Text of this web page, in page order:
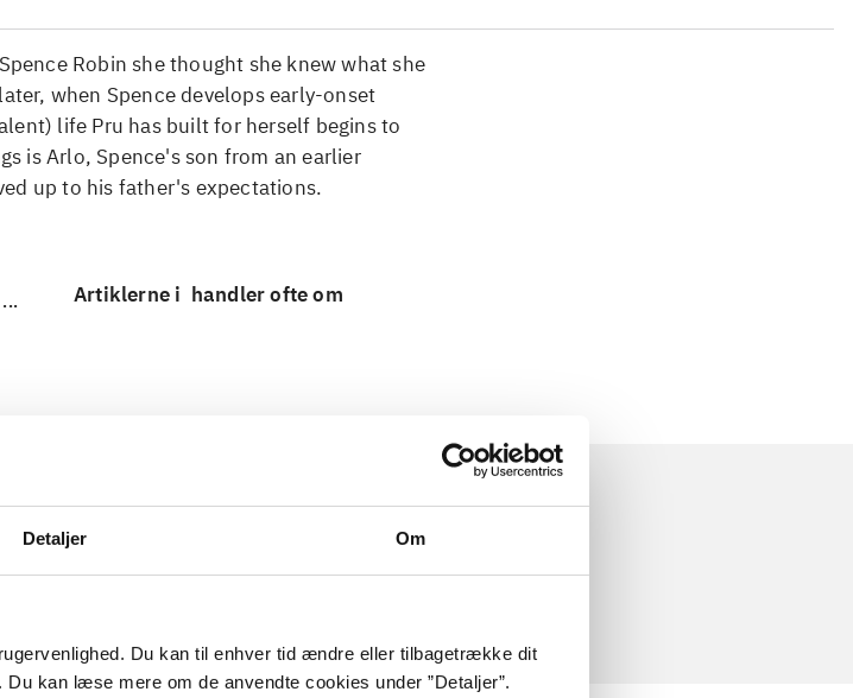
Detaljer Om
Du kan til enhver tid ændre eller tilbagetrække dit
kan læse mere om de anvendte cookies under ”Detaljer”.
Robin she thought she knew what she
when Spence develops early-onset
life Pru has built for herself begins to
is Arlo, Spence's son from an earlier
up to his father's expectations.
Artiklerne i handler ofte om